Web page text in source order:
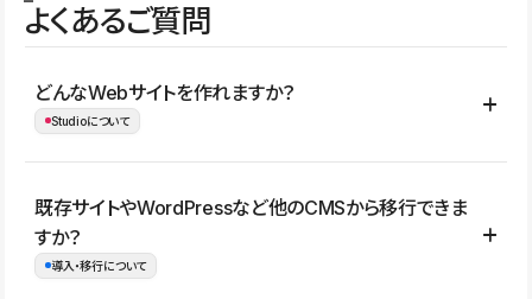
よくあるご質問
どんなWebサイトを作れますか？
Studioについて
コーポレートサイト、サービスサイト、LP、採用サイト、ブロ
グ・メディア、イベントサイト、店舗・商品紹介サイト、ポートフ
ォリオなど幅広く制作できます。
既存サイトやWordPressなど他のCMSから移行できま
すか？
導入・移行について